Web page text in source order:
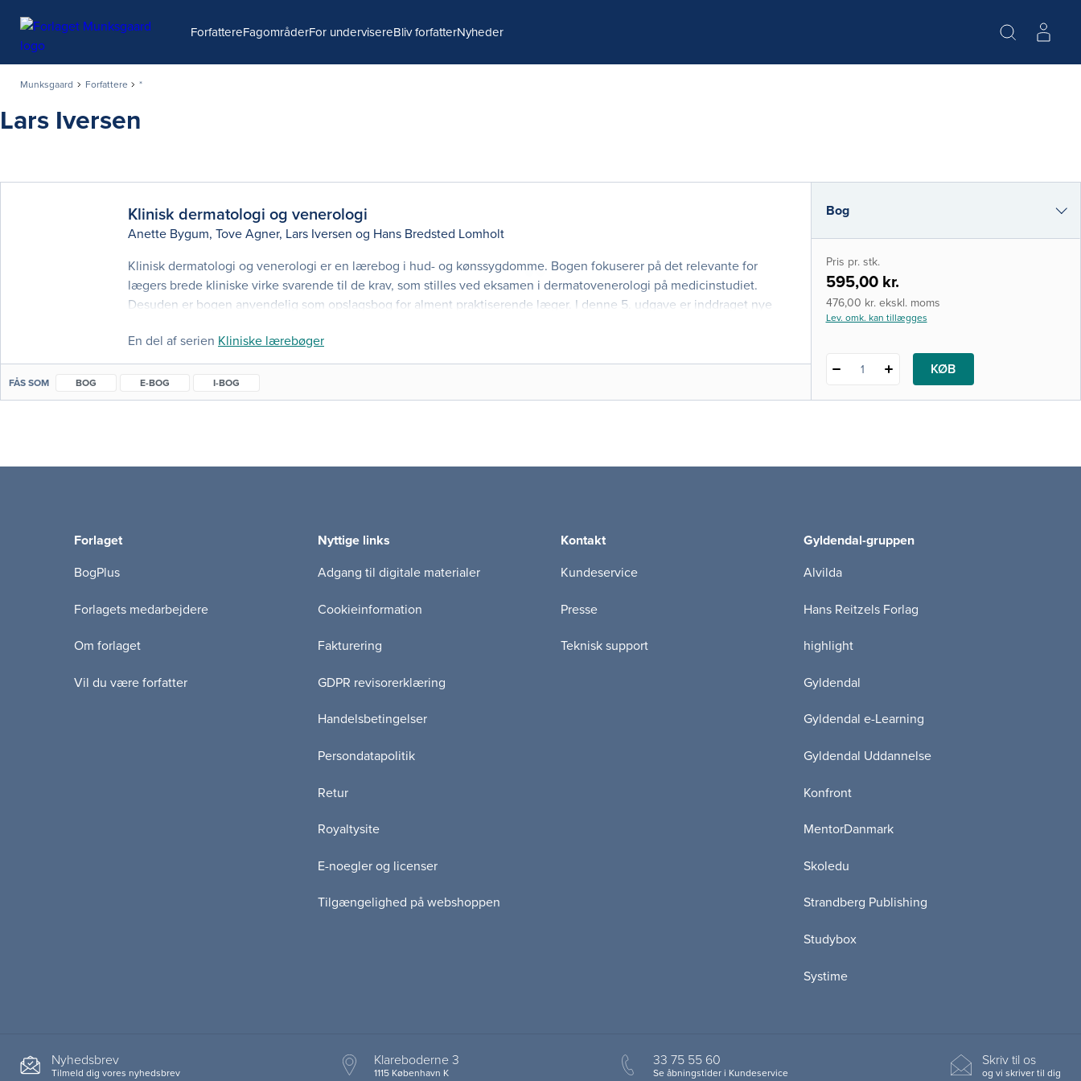
ForfattereFagområderFor undervisereBliv forfatterNyheder
Munksgaard Forfattere *
Lars Iversen
Klinisk dermatologi og venerologi
Anette Bygum, Tove Agner, Lars Iversen og Hans Bredsted Lomholt
Klinisk dermatologi og venerologi er en lærebog i hud- og kønssygdomme. Bogen fokuserer på det relevante for
lægers brede kliniske virke svarende til de krav, som stilles ved eksamen i dermatovenerologi på medicinstudiet.
Desuden er bogen anvendelig som opslagsbog for alment praktiserende læger. I denne 5. udgave er inddraget nye
En del af serien Kliniske lærebøger
FÅS SOM BOG E-BOG I-BOG
Bog
e-bog
i-bog
Pris pr. stk.
595,00 kr.
476,00 kr. ekskl. moms
Lev. omk. kan tillægges
1 KØB
Forlaget
BogPlus
Forlagets medarbejdere
Om forlaget
Vil du være forfatter
Nyttige links
Adgang til digitale materialer
Cookieinformation
Fakturering
GDPR revisorerklæring
Handelsbetingelser
Persondatapolitik
Retur
Royaltysite
E-noegler og licenser
Tilgængelighed på webshoppen
Kontakt
Kundeservice
Presse
Teknisk support
Gyldendal-gruppen
Alvilda
Hans Reitzels Forlag
highlight
Gyldendal
Gyldendal e-Learning
Gyldendal Uddannelse
Konfront
MentorDanmark
Skoledu
Strandberg Publishing
Studybox
Systime
Nyhedsbrev
Tilmeld dig vores nyhedsbrev
Klareboderne 3
1115 København K
33 75 55 60
Se åbningstider i Kundeservice
Skriv til os
og vi skriver til dig